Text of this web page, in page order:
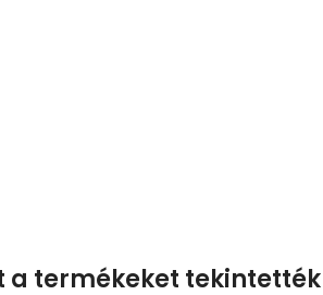
a termékeket tekintették